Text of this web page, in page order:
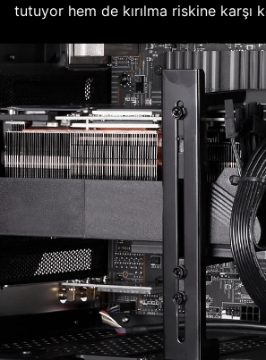
tutuyor hem de kırılma riskine karşı